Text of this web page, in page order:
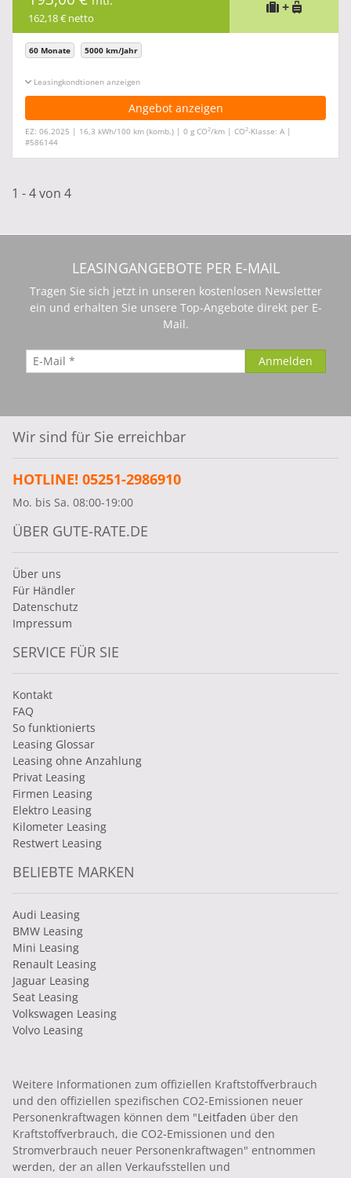
162,18 € netto
+
60 Monate 5000 km/Jahr
Leasingkonditionen ein-/ausblenden
Angebot anzeigen
EZ: 06.2025 | 16,3 kWh/100 km (komb.) | 0 g CO2/km | CO2-Klasse: A |
#586144
1 - 4 von 4
LEASINGANGEBOTE PER E-MAIL
Tragen Sie sich jetzt in unseren kostenlosen Newsletter
ein und erhalten Sie unsere Top-Angebote direkt per E-
Mail.
Wir sind für Sie erreichbar
HOTLINE! 05251-2986910
Mo. bis Sa. 08:00-19:00
ÜBER GUTE-RATE.DE
Über uns
Für Händler
Datenschutz
Impressum
SERVICE FÜR SIE
Kontakt
FAQ
So funktionierts
Leasing Glossar
Leasing ohne Anzahlung
Privat Leasing
Firmen Leasing
Elektro Leasing
Kilometer Leasing
Restwert Leasing
BELIEBTE MARKEN
Audi Leasing
BMW Leasing
Mini Leasing
Renault Leasing
Jaguar Leasing
Seat Leasing
Volkswagen Leasing
Volvo Leasing
Weitere Informationen zum offiziellen Kraftstoffverbrauch
und den offiziellen spezifischen CO2-Emissionen neuer
Personenkraftwagen können dem "Leitfaden über den
Kraftstoffverbrauch, die CO2-Emissionen und den
Stromverbrauch neuer Personenkraftwagen" entnommen
werden, der an allen Verkaufsstellen und